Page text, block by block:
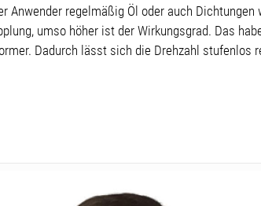
Anwender regelmäßig Öl oder auch
umso höher ist der Wirkungsgrad. Das
Dadurch lässt sich die Drehzahl stufenlos